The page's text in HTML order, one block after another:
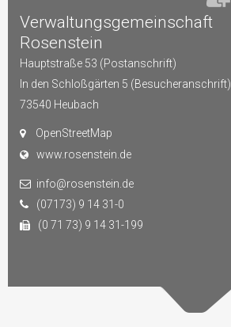
Verwaltungsgemeinschaft
Rosenstein
Hauptstraße 53 (Postanschrift)
In den Schloßgärten 5 (Besucheranschrift)
73540 Heubach
OpenStreetMap
www.rosenstein.de
info@rosenstein.de
(07173) 9 14 31-0
(0 71 73) 9 14 31-199